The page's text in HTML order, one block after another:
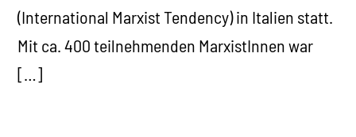
(International Marxist Tendency) in Italien statt.
Mit ca. 400 teilnehmenden MarxistInnen war
[…]